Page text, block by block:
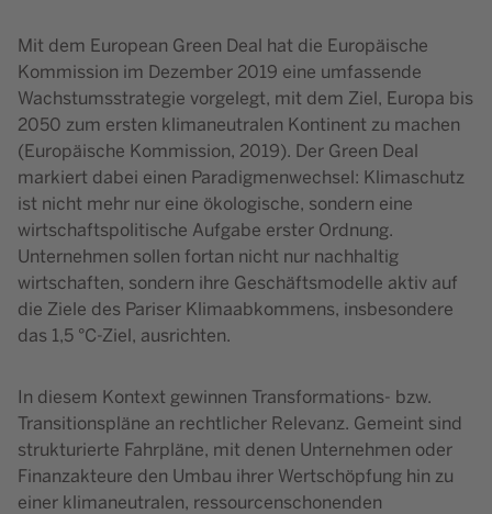
Mit dem European Green Deal hat die Europäische
Kommission im Dezember 2019 eine umfassende
Wachstumsstrategie vorgelegt, mit dem Ziel, Europa bis
2050 zum ersten klimaneutralen Kontinent zu machen
(Europäische Kommission, 2019). Der Green Deal
markiert dabei einen Paradigmenwechsel: Klimaschutz
ist nicht mehr nur eine ökologische, sondern eine
wirtschaftspolitische Aufgabe erster Ordnung.
Unternehmen sollen fortan nicht nur nachhaltig
wirtschaften, sondern ihre Geschäftsmodelle aktiv auf
die Ziele des Pariser Klimaabkommens, insbesondere
das 1,5 °C-Ziel, ausrichten.
In diesem Kontext gewinnen Transformations- bzw.
Transitionspläne an rechtlicher Relevanz. Gemeint sind
strukturierte Fahrpläne, mit denen Unternehmen oder
Finanzakteure den Umbau ihrer Wertschöpfung hin zu
einer klimaneutralen, ressourcenschonenden